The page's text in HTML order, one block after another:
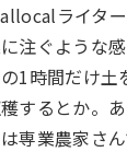
ライタ
注ぐような
1時間だけ
するとか。
専業農家さ